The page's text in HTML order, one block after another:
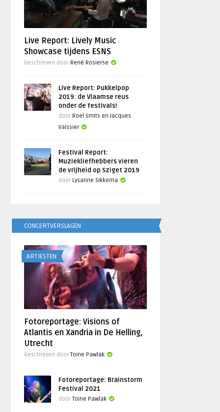
Live Report: Lively Music
Showcase tijdens ESNS
Geschreven door René Rosierse
Live Report: Pukkelpop
2019: de Vlaamse reus
onder de festivals!
door Roel Smits en Jacques
Vaissier
Festival Report:
Muziekliefhebbers vieren
de vrijheid op Sziget 2019
door Lysanne Sikkema
CONCERTVERSLAGEN
ARTIESTEN
Fotoreportage: Visions of
Atlantis en Xandria in De Helling,
Utrecht
Geschreven doorToine Pawlak
Fotoreportage: Brainstorm
Festival 2021
doorToine Pawlak